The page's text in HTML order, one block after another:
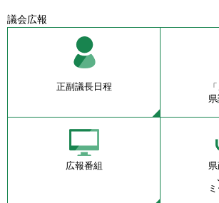
議会広報
正副議長日程
県
広報番組